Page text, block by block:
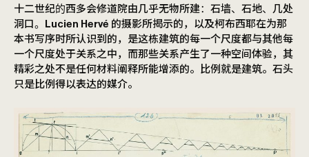
十二世纪的西多会修道院由几乎无物所建：石墙、石地、几处
洞口。Lucien Hervé 的摄影所揭示的，以及柯布西耶在为那
本书写序时所认识到的，是这栋建筑的每一个尺度都与其他每
一个尺度处于关系之中，而那些关系产生了一种空间体验，其
精彩之处不是任何材料阐释所能增添的。比例就是建筑。石头
只是比例得以表达的媒介。